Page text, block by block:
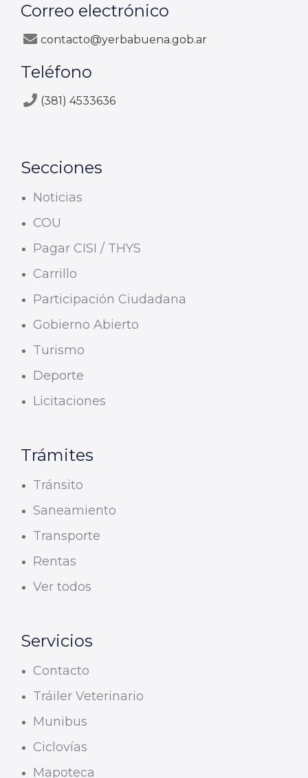
Correo electrónico
contacto@yerbabuena.gob.ar
Teléfono
(381) 4533636
Secciones
Noticias
COU
Pagar CISI / THYS
Carrillo
Participación Ciudadana
Gobierno Abierto
Turismo
Deporte
Licitaciones
Trámites
Tránsito
Saneamiento
Transporte
Rentas
Ver todos
Servicios
Contacto
Tráiler Veterinario
Munibus
Ciclovías
Mapoteca